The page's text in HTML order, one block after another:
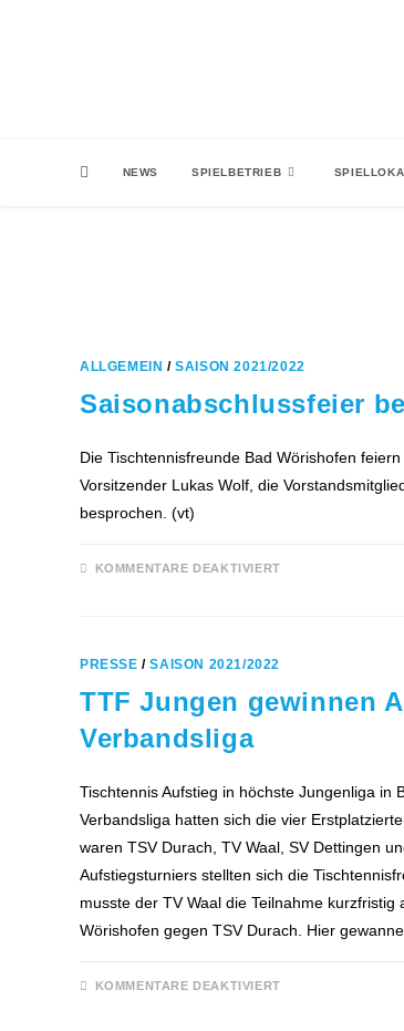
NEWS SPIELBETRIEB
ALLGEMEIN /SAISON 2021/2022
Saisonabschlussfeier
Die Tischtennisfreunde Bad Wörishofen
Vorsitzender Lukas Wolf, die
besprochen. (vt)
KOMMENTARE DEAKTIVIERTFÜR
PRESSE /SAISON 2021/2022
TTF Jungen gewinnen
Verbandsliga
Tischtennis Aufstieg in höchste Jungenliga in
Verbandsliga hatten sich die vier
waren TSV Durach, TV Waal, SV Dettingen
Aufstiegsturniers stellten sich die
musste der TV Waal die Teilnahme
Wörishofen gegen TSV Durach. Hier
KOMMENTARE DEAKTIVIERTFÜR